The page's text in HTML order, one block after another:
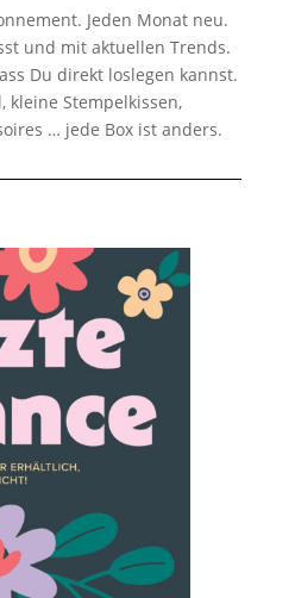
Jeden Monat neu.
und mit aktuellen Trends.
Du direkt loslegen kannst.
kleine Stempelkissen,
… jede Box ist anders.